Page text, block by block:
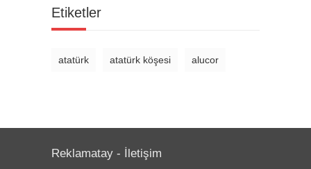
Etiketler
atatürk atatürk köşesi alucor
Reklamatay - İletişim